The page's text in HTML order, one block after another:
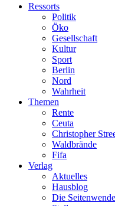
Ressorts
Politik
Öko
Gesellschaft
Kultur
Sport
Berlin
Nord
Wahrheit
Themen
Rente
Ceuta
Christopher
Waldbrände
Fifa
Verlag
Aktuelles
Hausblog
Die Seitenwende